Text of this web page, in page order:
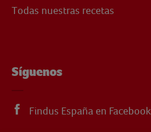
Todas nuestras recetas
Síguenos
Findus España en Facebook